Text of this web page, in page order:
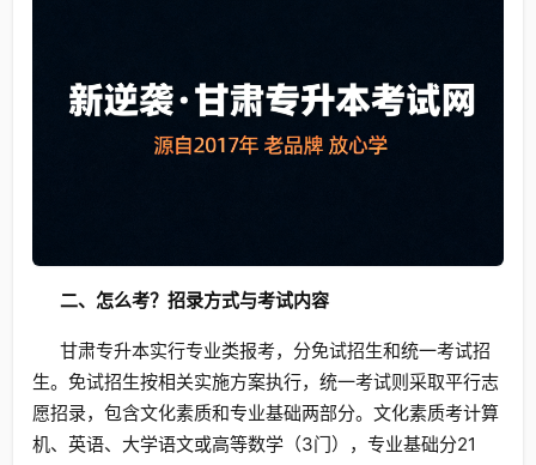
二、怎么考？招录方式与考试内容
甘肃专升本实行专业类报考，分免试招生和统一考试招
生。免试招生按相关实施方案执行，统一考试则采取平行志
愿招录，包含文化素质和专业基础两部分。文化素质考计算
机、英语、大学语文或高等数学（3门），专业基础分21